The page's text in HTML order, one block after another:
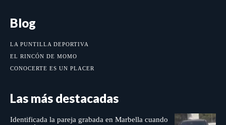
Blog
LA PUNTILLA DEPORTIVA
EL RINCÓN DE MOMO
CONOCERTE ES UN PLACER
Las más destacadas
Identificada la pareja grabada en Marbella cuando